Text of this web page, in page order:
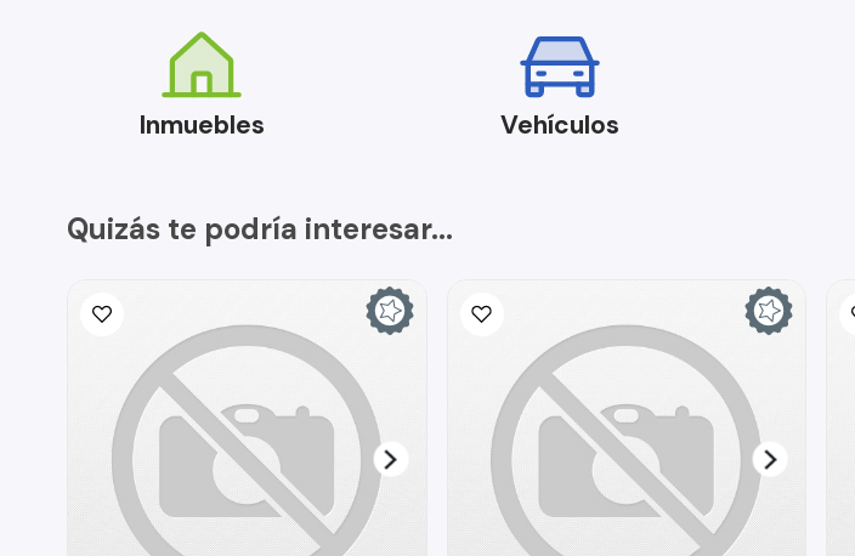
Inmuebles Vehículos
Quizás te podría interesar...